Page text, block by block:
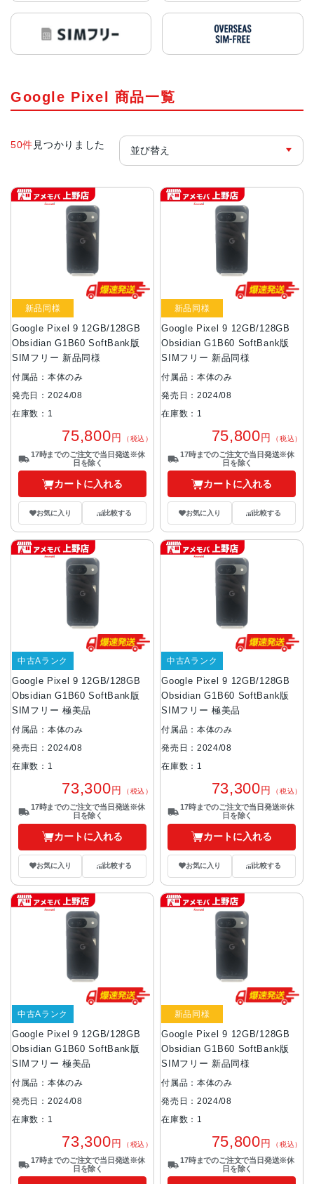
Google Pixel 商品一覧
50件 見つかりました
Google Pixel 9 12GB/128GB
Obsidian G1B60 SoftBank版
SIMフリー 新品同様
新品同様
付属品：本体のみ
発売日：2024/08
在庫数：1
75,800円 （税込）
17時までのご注文で当日発送※休
日を除く
カートに入れる
お気に入り 比較する
Google Pixel 9 12GB/128GB
Obsidian G1B60 SoftBank版
SIMフリー 新品同様
新品同様
付属品：本体のみ
発売日：2024/08
在庫数：1
75,800円 （税込）
17時までのご注文で当日発送※休
日を除く
カートに入れる
お気に入り 比較する
Google Pixel 9 12GB/128GB
Obsidian G1B60 SoftBank版
SIMフリー 極美品
中古Aランク
付属品：本体のみ
発売日：2024/08
在庫数：1
73,300円 （税込）
17時までのご注文で当日発送※休
日を除く
カートに入れる
お気に入り 比較する
Google Pixel 9 12GB/128GB
Obsidian G1B60 SoftBank版
SIMフリー 極美品
中古Aランク
付属品：本体のみ
発売日：2024/08
在庫数：1
73,300円 （税込）
17時までのご注文で当日発送※休
日を除く
カートに入れる
お気に入り 比較する
Google Pixel 9 12GB/128GB
Obsidian G1B60 SoftBank版
SIMフリー 極美品
中古Aランク
付属品：本体のみ
発売日：2024/08
在庫数：1
73,300円 （税込）
17時までのご注文で当日発送※休
日を除く
Google Pixel 9 12GB/128GB
Obsidian G1B60 SoftBank版
SIMフリー 新品同様
新品同様
付属品：本体のみ
発売日：2024/08
在庫数：1
75,800円 （税込）
17時までのご注文で当日発送※休
日を除く